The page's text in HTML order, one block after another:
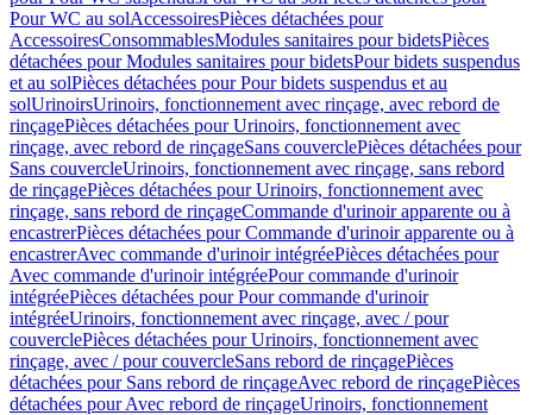
Pour WC au solAccessoiresPièces détachées pour
AccessoiresConsommablesModules sanitaires pour bidetsPièces
détachées pour Modules sanitaires pour bidetsPour bidets suspendus
et au solPièces détachées pour Pour bidets suspendus et au
solUrinoirsUrinoirs, fonctionnement avec rinçage, avec rebord de
rinçagePièces détachées pour Urinoirs, fonctionnement avec
rinçage, avec rebord de rinçageSans couverclePièces détachées pour
Sans couvercleUrinoirs, fonctionnement avec rinçage, sans rebord
de rinçagePièces détachées pour Urinoirs, fonctionnement avec
rinçage, sans rebord de rinçageCommande d'urinoir apparente ou à
encastrerPièces détachées pour Commande d'urinoir apparente ou à
encastrerAvec commande d'urinoir intégréePièces détachées pour
Avec commande d'urinoir intégréePour commande d'urinoir
intégréePièces détachées pour Pour commande d'urinoir
intégréeUrinoirs, fonctionnement avec rinçage, avec / pour
couverclePièces détachées pour Urinoirs, fonctionnement avec
rinçage, avec / pour couvercleSans rebord de rinçagePièces
détachées pour Sans rebord de rinçageAvec rebord de rinçagePièces
détachées pour Avec rebord de rinçageUrinoirs, fonctionnement